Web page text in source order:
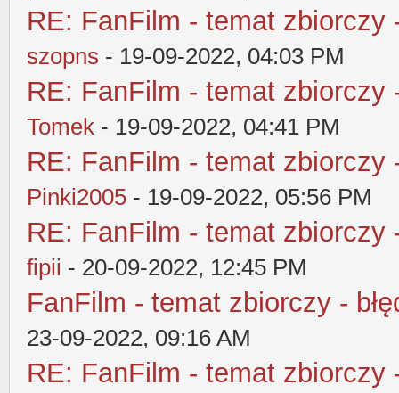
RE: FanFilm - temat zbiorczy
szopns - 19-09-2022, 04:03 PM
RE: FanFilm - temat zbiorczy
Tomek - 19-09-2022, 04:41 PM
RE: FanFilm - temat zbiorczy
Pinki2005 - 19-09-2022, 05:56 PM
RE: FanFilm - temat zbiorczy
fipii - 20-09-2022, 12:45 PM
FanFilm - temat zbiorczy -
23-09-2022, 09:16 AM
RE: FanFilm - temat zbiorczy